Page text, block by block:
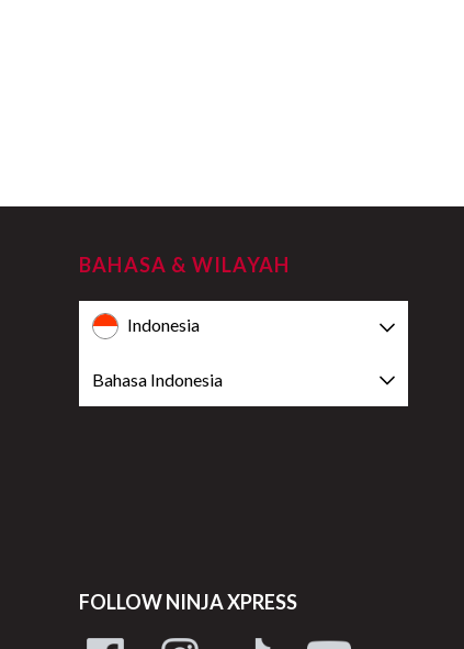
BAHASA & WILAYAH
Indonesia
Bahasa Indonesia
FOLLOW NINJA XPRESS